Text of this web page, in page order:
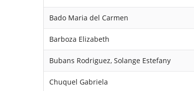
Bado Maria del Carmen
Barboza Elizabeth
Bubans Rodriguez, Solange Estefany
Chuquel Gabriela